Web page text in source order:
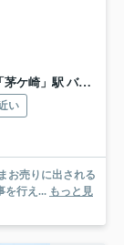
中央交通「蔵屋敷（神奈川県）」 停歩9分
い
お売りに出される
を行え... もっと見